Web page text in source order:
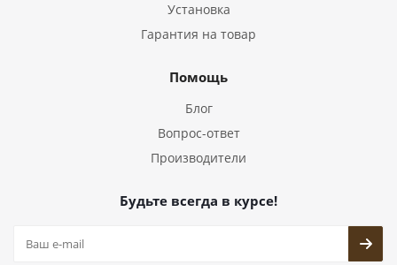
Установка
Гарантия на товар
Помощь
Блог
Вопрос-ответ
Производители
Будьте всегда в курсе!